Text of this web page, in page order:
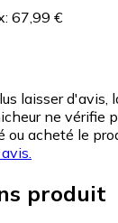
: 67,99 €
laisser
ne vérifie
ou acheté le
produit